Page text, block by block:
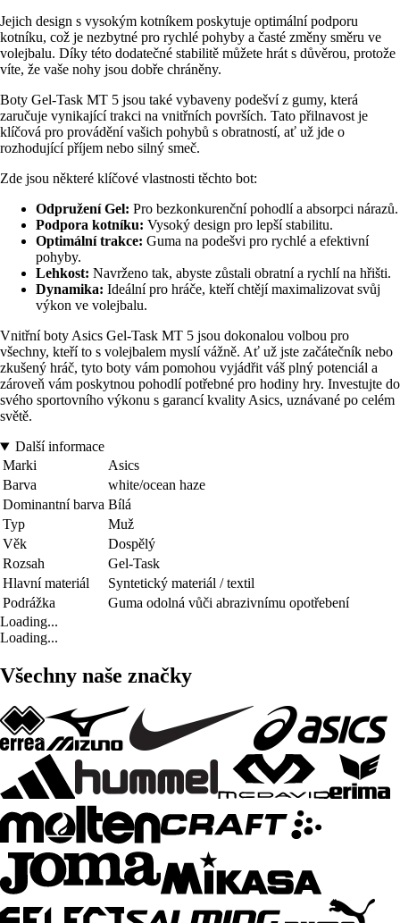
Jejich design s vysokým kotníkem poskytuje optimální podporu
kotníku, což je nezbytné pro rychlé pohyby a časté změny směru ve
volejbalu. Díky této dodatečné stabilitě můžete hrát s důvěrou, protože
víte, že vaše nohy jsou dobře chráněny.
Boty Gel-Task MT 5 jsou také vybaveny podešví z gumy, která
zaručuje vynikající trakci na vnitřních površích. Tato přilnavost je
klíčová pro provádění vašich pohybů s obratností, ať už jde o
rozhodující příjem nebo silný smeč.
Zde jsou některé klíčové vlastnosti těchto bot:
Odpružení Gel: Pro bezkonkurenční pohodlí a absorpci nárazů.
Podpora kotníku: Vysoký design pro lepší stabilitu.
Optimální trakce: Guma na podešvi pro rychlé a efektivní
pohyby.
Lehkost: Navrženo tak, abyste zůstali obratní a rychlí na hřišti.
Dynamika: Ideální pro hráče, kteří chtějí maximalizovat svůj
výkon ve volejbalu.
Vnitřní boty Asics Gel-Task MT 5 jsou dokonalou volbou pro
všechny, kteří to s volejbalem myslí vážně. Ať už jste začátečník nebo
zkušený hráč, tyto boty vám pomohou vyjádřit váš plný potenciál a
zároveň vám poskytnou pohodlí potřebné pro hodiny hry. Investujte do
svého sportovního výkonu s garancí kvality Asics, uznávané po celém
světě.
Další informace
Marki
Asics
Barva
white/ocean haze
Dominantní barva Bílá
Typ
Muž
Věk
Dospělý
Rozsah
Gel-Task
Hlavní materiál
Syntetický materiál / textil
Podrážka
Guma odolná vůči abrazivnímu opotřebení
Loading...
Loading...
Všechny naše značky